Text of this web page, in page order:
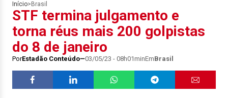
Início> Brasil
STF termina julgamento e
torna réus mais 200 golpistas
do 8 de janeiro
PorEstadão Conteúdo 03/05/23 - 08h01minEmBrasil